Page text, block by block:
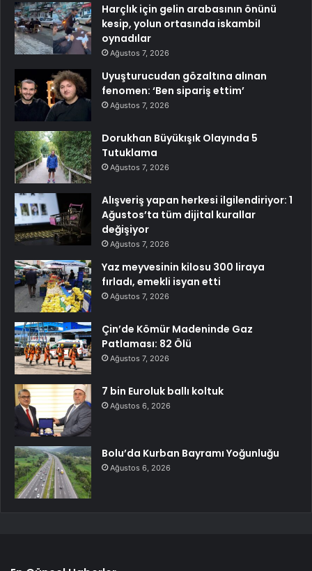
Harçlık için gelin arabasının önünü
kesip, yolun ortasında iskambil
oynadılar
Ağustos 7, 2026
Uyuşturucudan gözaltına alınan
fenomen: ‘Ben sipariş ettim’
Ağustos 7, 2026
Dorukhan Büyükışık Olayında 5
Tutuklama
Ağustos 7, 2026
Alışveriş yapan herkesi ilgilendiriyor: 1
Ağustos’ta tüm dijital kurallar
değişiyor
Ağustos 7, 2026
Yaz meyvesinin kilosu 300 liraya
fırladı, emekli isyan etti
Ağustos 7, 2026
Çin’de Kömür Madeninde Gaz
Patlaması: 82 Ölü
Ağustos 7, 2026
7 bin Euroluk ballı koltuk
Ağustos 6, 2026
Bolu’da Kurban Bayramı Yoğunluğu
Ağustos 6, 2026